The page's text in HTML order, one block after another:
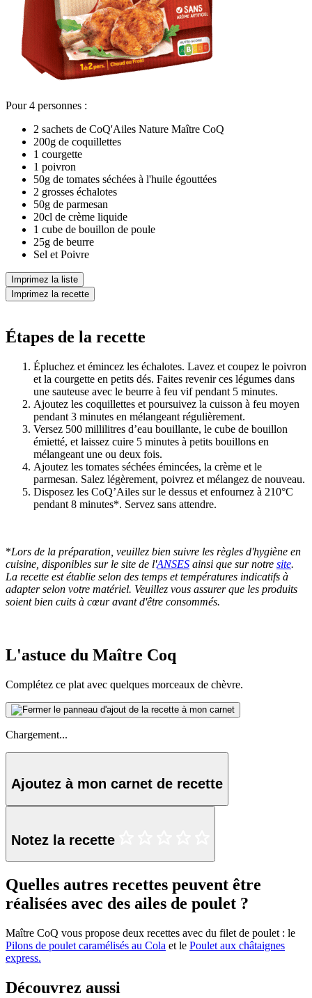
Pour 4 personnes :
2 sachets de CoQ'Ailes Nature Maître CoQ
200g de coquillettes
1 courgette
1 poivron
50g de tomates séchées à l'huile égouttées
2 grosses échalotes
50g de parmesan
20cl de crème liquide
1 cube de bouillon de poule
25g de beurre
Sel et Poivre
Imprimez la liste
Imprimez la recette
Étapes de la recette
Épluchez et émincez les échalotes. Lavez et coupez le poivron
et la courgette en petits dés. Faites revenir ces légumes dans
une sauteuse avec le beurre à feu vif pendant 5 minutes.
Ajoutez les coquillettes et poursuivez la cuisson à feu moyen
pendant 3 minutes en mélangeant régulièrement.
Versez 500 millilitres d’eau bouillante, le cube de bouillon
émietté, et laissez cuire 5 minutes à petits bouillons en
mélangeant une ou deux fois.
Ajoutez les tomates séchées émincées, la crème et le
parmesan. Salez légèrement, poivrez et mélangez de nouveau.
Disposez les CoQ’Ailes sur le dessus et enfournez à 210°C
pendant 8 minutes*. Servez sans attendre.
*Lors de la préparation, veuillez bien suivre les règles d'hygiène en
cuisine, disponibles sur le site de l'ANSES ainsi que sur notre site.
La recette est établie selon des temps et températures indicatifs à
adapter selon votre matériel. Veuillez vous assurer que les produits
soient bien cuits à cœur avant d'être consommés.
L'astuce du Maître Coq
Complétez ce plat avec quelques morceaux de chèvre.
Chargement...
Ajoutez à mon carnet de recette
Notez la recette
Quelles autres recettes peuvent être
réalisées avec des ailes de poulet ?
Maître CoQ vous propose deux recettes avec du filet de poulet : le
Pilons de poulet caramélisés au Cola et le Poulet aux châtaignes
express.
Découvrez aussi